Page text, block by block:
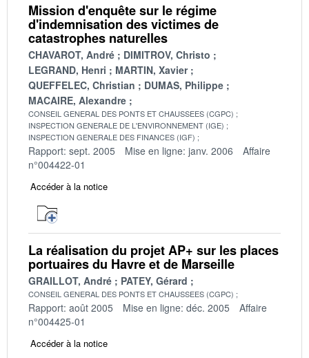
Mission d'enquête sur le régime
d'indemnisation des victimes de
catastrophes naturelles
CHAVAROT, André
DIMITROV, Christo
LEGRAND, Henri
MARTIN, Xavier
QUEFFELEC, Christian
DUMAS, Philippe
MACAIRE, Alexandre
CONSEIL GENERAL DES PONTS ET CHAUSSEES (CGPC)
INSPECTION GENERALE DE L'ENVIRONNEMENT (IGE)
INSPECTION GENERALE DES FINANCES (IGF)
Rapport: sept. 2005 Mise en ligne: janv. 2006
Affaire
n°004422-01
Accéder à la notice
La réalisation du projet AP+ sur les places
portuaires du Havre et de Marseille
GRAILLOT, André PATEY, Gérard
CONSEIL GENERAL DES PONTS ET CHAUSSEES (CGPC)
Rapport: août 2005 Mise en ligne: déc. 2005
Affaire
n°004425-01
Accéder à la notice